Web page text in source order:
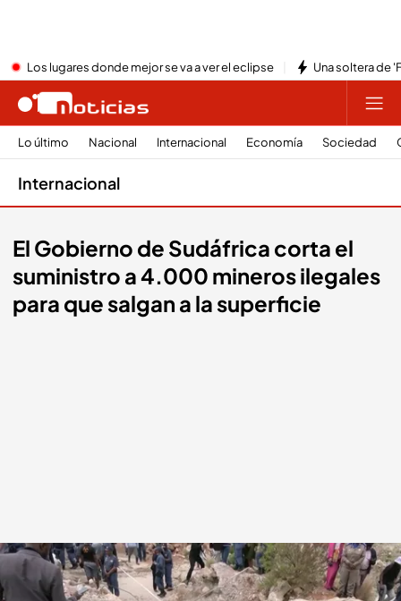
Los lugares donde mejor se va a ver el eclipse Una soltera de
Lo último Nacional Internacional Economía Sociedad
Internacional
El Gobierno de Sudáfrica corta el
suministro a 4.000 mineros ilegales
para que salgan a la superficie
4.000 mineros ilegales se niegan a salir a la superficie en Sudáfrica